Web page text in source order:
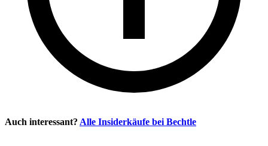
Auch interessant? Alle Insiderkäufe bei Bechtle